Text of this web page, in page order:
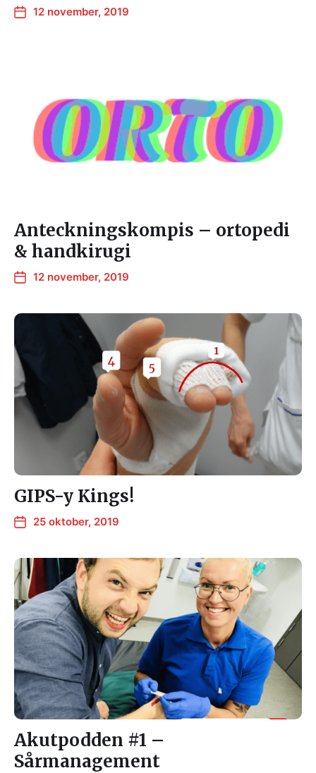
12 november, 2019
Anteckningskompis – ortopedi
& handkirugi
12 november, 2019
GIPS-y Kings!
25 oktober, 2019
Akutpodden #1 –
Sårmanagement